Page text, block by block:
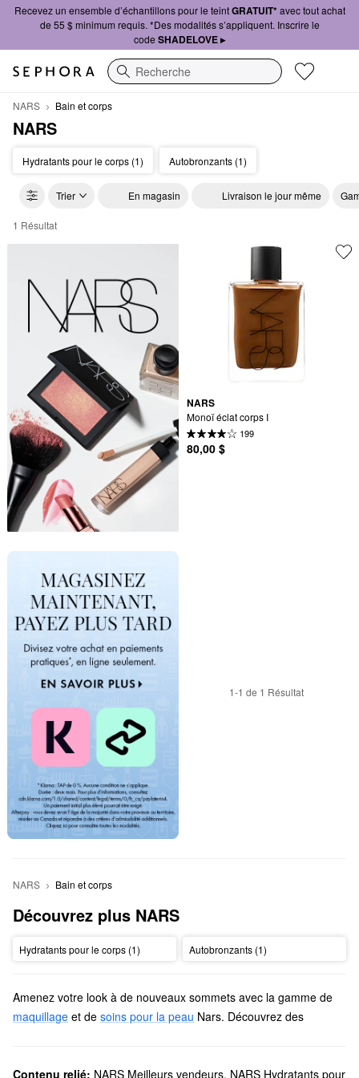
Recevez un ensemble d’échantillons pour le teintGRATUIT*avec tout achat
de 55 $ minimum requis. *Des modalités s’appliquent. Inscrire le
code SHADELOVE ▸
Recherche
NARS Bain et corps
NARS
Hydratants pour le corps (1) Autobronzants (1)
Trier En magasin Livraison le jour même
NARS Bain et corps
1 Résultat
NARS
Monoï éclat corps I
199
80,00 $
1-1 de 1 Résultat
NARS Bain et corps
Découvrez plus NARS
Hydratants pour le corps (1) Autobronzants (1)
Amenez votre look à de nouveaux sommets avec la gamme de
maquillage et de soins pour la peau Nars. Découvrez des
formules révolutionnaires et des résultats durables.
Contenu relié: NARS Meilleurs vendeurs, NARS Hydratants pour